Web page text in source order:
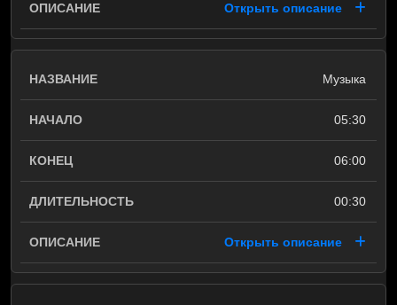
Открыть описание
Музыка
05:30
06:00
00:30
Открыть описание